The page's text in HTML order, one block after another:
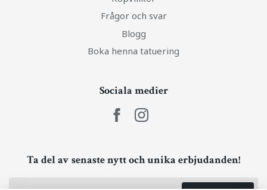
Frågor och svar
Blogg
Boka henna tatuering
Sociala medier
Ta del av senaste nytt och unika erbjudanden!